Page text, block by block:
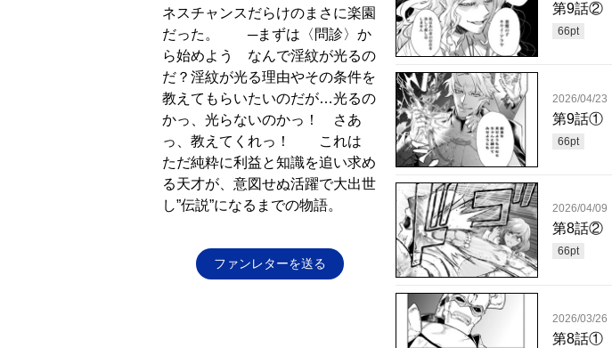
ネスチャンスだらけのまさに楽園
だった。 ─まずは〈問診〉か
ら始めよう なんで淫紋が光るの
だ？淫紋が光る理由やその条件を
教えてもらいたいのだが…光るの
かっ、光らないのかっ！ さあ
っ、教えてくれっ！ これは
ただ純粋に利益と知識を追い求め
る天才が、意図せぬ活躍で大出世
し”伝説”になるまでの物語。
ファンレターを送る
第9話②
66pt
2026/04/23
第9話①
66pt
2026/04/09
第8話②
66pt
2026/03/26
第8話①